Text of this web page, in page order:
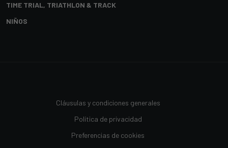
TIME TRIAL, TRIATHLON & TRACK
NIÑOS
Cláusulas y condiciones generales
Política de privacidad
Preferencias de cookies